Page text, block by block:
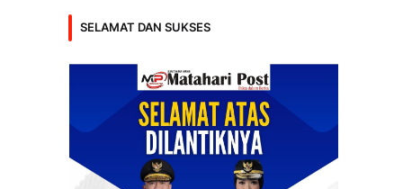
SELAMAT DAN SUKSES